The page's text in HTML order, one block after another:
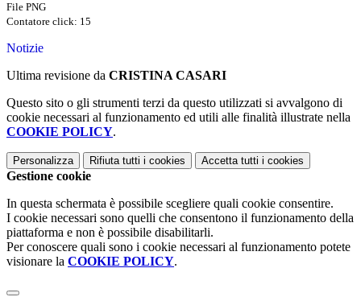
File PNG
Contatore click: 15
Notizie
Ultima revisione da CRISTINA CASARI
Questo sito o gli strumenti terzi da questo utilizzati si avvalgono di
cookie necessari al funzionamento ed utili alle finalità illustrate nella
COOKIE POLICY.
Personalizza Rifiuta tutti i cookies Accetta tutti i cookies
Gestione cookie
In questa schermata è possibile scegliere quali cookie consentire.
I cookie necessari sono quelli che consentono il funzionamento della
piattaforma e non è possibile disabilitarli.
Per conoscere quali sono i cookie necessari al funzionamento potete
visionare la COOKIE POLICY.